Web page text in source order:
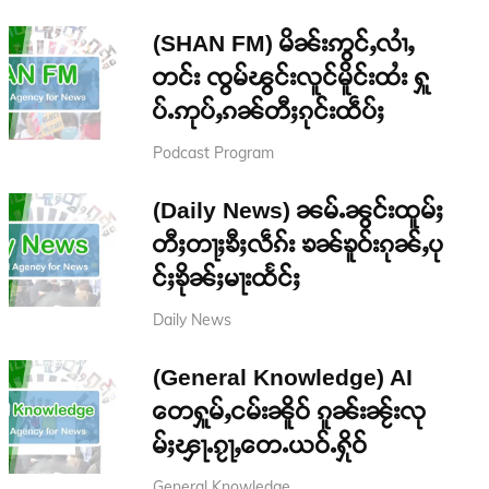
(SHAN FM) မိၼ်းဢွင်ႇလၢႆႇ
တင်း ၸွမ်ၽွင်းလူင်မိူင်းထႆး ႁူ
ပ်ႉဢုပ်ႇၵၼ်တီႈၵုင်းထဵပ်ႈ
Podcast Program
(Daily News) ၼမ်ႉၼွင်းထူမ်ႈ
တီႈတႃႈၶီႈလဵၵ်း ၶၼ်ၶူဝ်းၵုၼ်ႇပု
င်ႈၶိုၼ်ႈမႃးထႅင်ႈ
Daily News
(General Knowledge) AI
တေႁူမ်ႇငမ်းၼိူဝ် ၵူၼ်းၼႂ်းလု
မ်ႈၾႃႉၵႂႃႇတေႉယဝ်ႉႁိုဝ်